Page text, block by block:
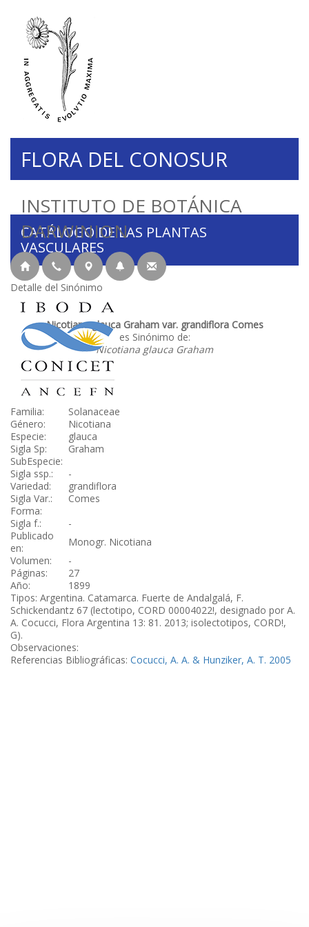
INSTITUTO DE BOTÁNICA
DARWINION
FLORA DEL CONOSUR
CATÁLOGO DE LAS PLANTAS
VASCULARES
Detalle del Sinónimo
Nicotiana glauca Graham var. grandiflora Comes
es Sinónimo de:
Nicotiana glauca Graham
Familia:
Solanaceae
Género:
Nicotiana
Especie:
glauca
Sigla Sp:
Graham
SubEspecie:
Sigla ssp.:
-
Variedad:
grandiflora
Sigla Var.:
Comes
Forma:
Sigla f.:
-
Publicado
en:
Monogr. Nicotiana
Volumen:
-
Páginas:
27
Año:
1899
Tipos: Argentina. Catamarca. Fuerte de Andalgalá, F.
Schickendantz 67 (lectotipo, CORD 00004022!, designado por A.
A. Cocucci, Flora Argentina 13: 81. 2013; isolectotipos, CORD!,
G).
Observaciones:
Referencias Bibliográficas: Cocucci, A. A. & Hunziker, A. T. 2005